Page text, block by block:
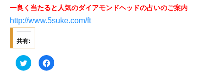
一良く当たると人気のダイアモンドヘッドの占いのご案内
http://www.5suke.com/ft
共有:
ク
リ
F
a